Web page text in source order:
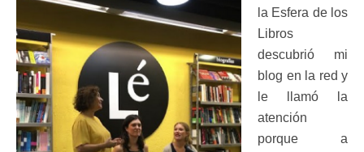
la Esfera de los
Libros
descubrió mi
blog en la red y
le llamó la
atención
porque a